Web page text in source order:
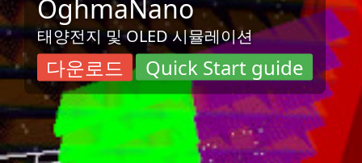
OghmaNano
태양전지 및 OLED 시뮬레이션
다운로드 Quick Start guide